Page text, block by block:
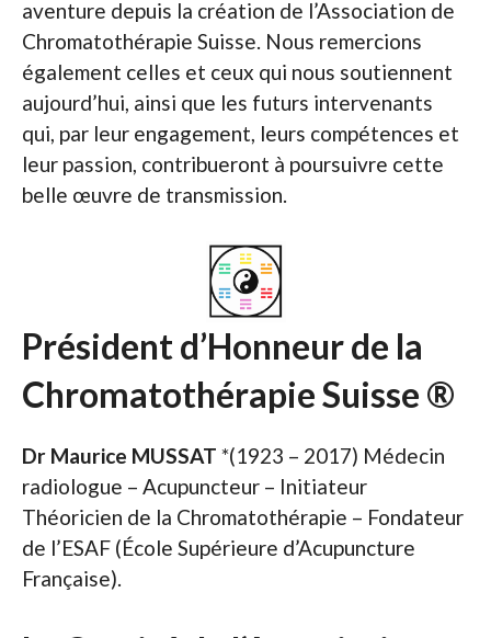
aventure depuis la création de l’Association de
Chromatothérapie Suisse. Nous remercions
également celles et ceux qui nous soutiennent
aujourd’hui, ainsi que les futurs intervenants
qui, par leur engagement, leurs compétences et
leur passion, contribueront à poursuivre cette
belle œuvre de transmission.
Président d’Honneur de la
Chromatothérapie Suisse ®
Dr Maurice MUSSAT *(1923 – 2017) Médecin
radiologue – Acupuncteur – Initiateur
Théoricien de la Chromatothérapie – Fondateur
de l’ESAF (École Supérieure d’Acupuncture
Française).